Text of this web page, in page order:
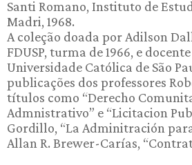
Santi Romano, Instituto de
Madri, 1968.
A coleção doada por Adilson
FDUSP, turma de 1966, e
Universidade Católica de São
publicações dos professores
títulos como “Derecho
Admnistrativo” e “Licitacion
Gordillo, “La Adminitración
Allan R. Brewer-Carías,